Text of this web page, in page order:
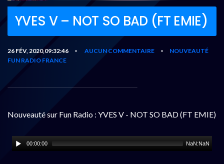
YVES V – NOT SO BAD (FT EMIE)
26 FÉV, 2020,09:32:46 • AUCUN COMMENTAIRE •
NOUVEAUTÉ
FUN RADIO FRANCE
Nouveauté sur Fun Radio : YVES V - NOT SO BAD (FT EMIE)
00:00:00 NaN:NaN